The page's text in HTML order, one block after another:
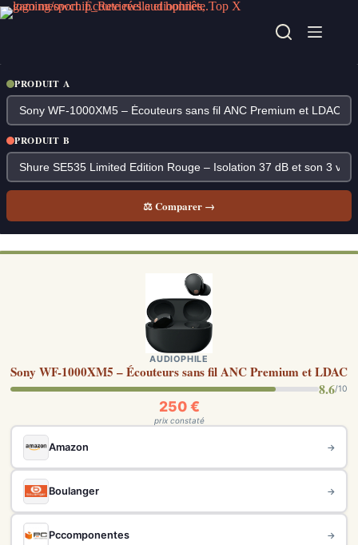
Passer
au
PRODUIT A
PRODUIT B
⚖ Comparer →
AUDIOPHILE
Sony WF-1000XM5 – Écouteurs sans fil ANC Premium et LDAC
8.6/10
250 €
prix constaté
Amazon →
Boulanger →
Pccomponentes →